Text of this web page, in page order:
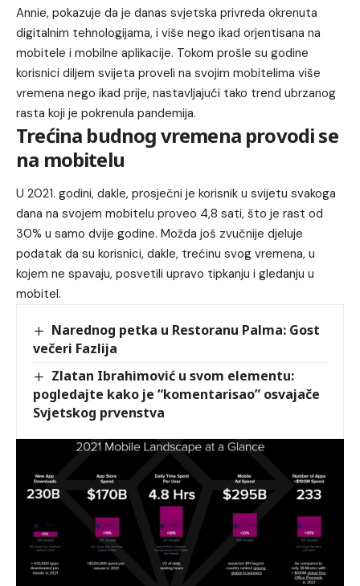
Annie, pokazuje da je danas svjetska privreda okrenuta
digitalnim tehnologijama, i više nego ikad orjentisana na
mobitele i mobilne aplikacije. Tokom prošle su godine
korisnici diljem svijeta proveli na svojim mobitelima više
vremena nego ikad prije, nastavljajući tako trend ubrzanog
rasta koji je pokrenula pandemija.
Trećina budnog vremena provodi se
na mobitelu
U 2021. godini, dakle, prosječni je korisnik u svijetu svakoga
dana na svojem mobitelu proveo 4,8 sati, što je rast od
30% u samo dvije godine. Možda još zvučnije djeluje
podatak da su korisnici, dakle, trećinu svog vremena, u
kojem ne spavaju, posvetili upravo tipkanju i gledanju u
mobitel.
Narednog petka u Restoranu Palma: Gost
večeri Fazlija
Zlatan Ibrahimović u svom elementu:
pogledajte kako je “komentarisao” osvajače
Svjetskog prvenstva